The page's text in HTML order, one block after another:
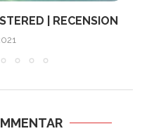
| RECENSION